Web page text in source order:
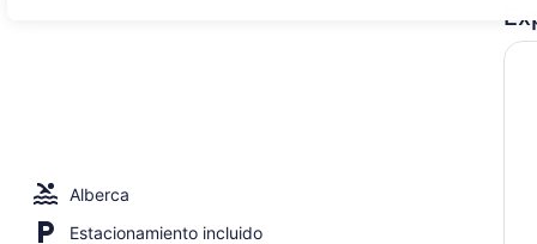
Alberca
Estacionamiento incluido